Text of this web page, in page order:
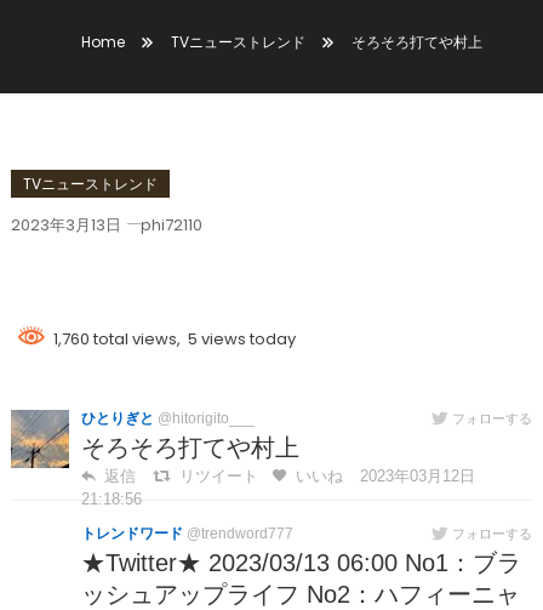
Home TVニューストレンド そろそろ打てや村上
TVニューストレンド
2023年3月13日 phi72110
1,760 total views, 5 views today
ひとりぎと @hitorigito___ フォローする
そろそろ打てや村上
返信 リツイート いいね
2023年03月12日
21:18:56
トレンドワード @trendword777 フォローする
★Twitter★ 2023/03/13 06:00 No1：ブラ
ッシュアップライフ No2：ハフィーニャ